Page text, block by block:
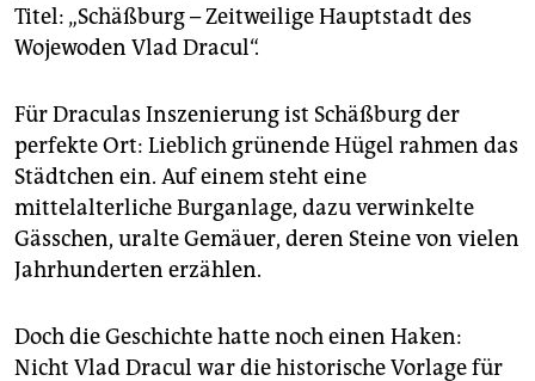
Titel: „Schäßburg – Zeitweilige Hauptstadt des
Wojewoden Vlad Dracul“.
Für Draculas Inszenierung ist Schäßburg der
perfekte Ort: Lieblich grünende Hügel rahmen das
Städtchen ein. Auf einem steht eine
mittelalterliche Burganlage, dazu verwinkelte
Gässchen, uralte Gemäuer, deren Steine von vielen
Jahrhunderten erzählen.
Doch die Geschichte hatte noch einen Haken:
Nicht Vlad Dracul war die historische Vorlage für